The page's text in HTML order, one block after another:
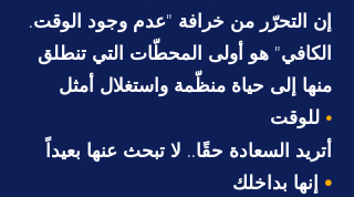
.إن التحرّر من خرافة "عدم وجود الوقت
الكافي" هو أولى المحطّات التي تنطلق
منها إلى حياة منظّمة واستغلال أمثل
للوقت •
أتريد السعادة حقًا.. لا تبحث عنها بعيداً
إنها بداخلك •